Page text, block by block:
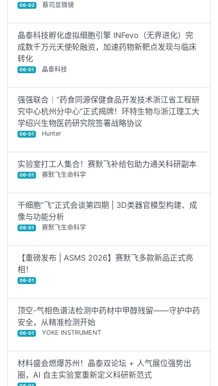
06-02 蔡司显微镜
晶泰科技孵化虚拟细胞引擎 INFevo（无界进化）完
成数千万元天使轮融资，加速药物新靶点发现与临床
转化
06-01 晶泰科技
强强联合｜“药食同源保健食品开发技术浙江省工程研
究中心杭州分中心”正式揭牌！环特生物与浙江理工大
学绍兴生物医药研究院签署战略协议
06-01 Hunter
实验室打工人集合！赛默飞补给包助力通关科研副本
06-01 赛默飞生命科学
干细胞“飞”正式会谈第四期 | 3D类器官模型构建、成
像与功能分析
06-01 赛默飞生命科学
【重磅发布 | ASMS 2026】赛默飞多款新品正式亮
相！
06-01
顶空-气相色谱法检测中药材中甲醇残留——守护中药
安全，从精准检测开始
06-01 YOKE INSTRUMENT
材料盛会燃爆苏州！晶泰双论坛 + 人气展位强势出
圈，AI 自主实验室重新定义科研新范式